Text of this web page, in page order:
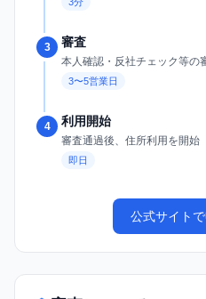
3 審査
本人確認・反社チェック等の
3〜5営業日
4 利用開始
審査通過後、住所利用を開始
即日
公式サイト